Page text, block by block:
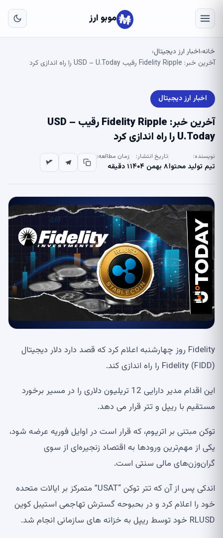
موبو ارز
خانه›اخبار ارز دیجیتال›
آخرین خبر: Fidelity Ripple رقیب USD – U.Today را راه اندازی کرد
اخبار ارز دیجیتال
آخرین خبر: Fidelity Ripple رقیب USD –
U.Today را راه اندازی کرد
نویسنده:
تیم تولید محتوا
تاریخ انتشار:
۸ بهمن ۱۴۰۴
زمان مطالعه:
۱ دقیقه
Fidelity روز چهارشنبه اعلام کرد که قصد دارد دلار دیجیتال
Fidelity (FIDD) را راه اندازی کند.
این اقدام مدیر دارایی 12 تریلیون دلاری را در مسیر برخورد
مستقیم با ریپل و تتر قرار می دهد.
توکن مبتنی بر اتریوم، که قرار است در اوایل فوریه عرضه شود،
یکی از مهم‌ترین ورودها به اقتصاد زنجیره‌ای از سوی
گران‌وزن‌های مالی سنتی است.
اندکی پس از آن که تتر توکن “USAT” متمرکز بر ایالات متحده
خود را اعلام کرد و در بحبوحه گسترش تهاجمی استیبل کوین
RLUSD خود توسط ریپل به خزانه های سازمانی انجام شد.